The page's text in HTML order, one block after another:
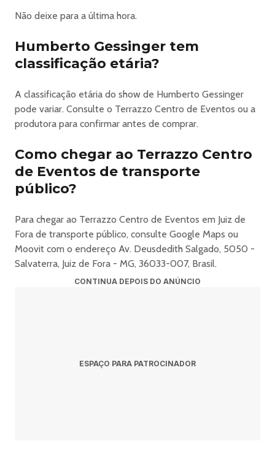
Open Bar
Setor premium com bistrô e banquetas para 4 e 6
pessoas;
Atendimento de garçons;
Acesso ao Frontstage e Área Vip;
Serviço de
: Refrigerante, suco, cerveja, vodka.
FRONTSTAGE
(
Open Bar
)
Setor próximo ao palco;
Visão privilegiada;
Acesso à Área Vip;
Não deixe para a última hora.
Humberto Gessinger tem
classificação etária?
A classificação etária do show de Humberto Gessinger
pode variar. Consulte o Terrazzo Centro de Eventos ou a
produtora para confirmar antes de comprar.
Como chegar ao Terrazzo Centro
de Eventos de transporte
público?
Para chegar ao Terrazzo Centro de Eventos em Juiz de
Fora de transporte público, consulte Google Maps ou
Moovit com o endereço Av. Deusdedith Salgado, 5050 -
Salvaterra, Juiz de Fora - MG, 36033-007, Brasil.
CONTINUA DEPOIS DO ANÚNCIO
ESPAÇO PARA PATROCINADOR